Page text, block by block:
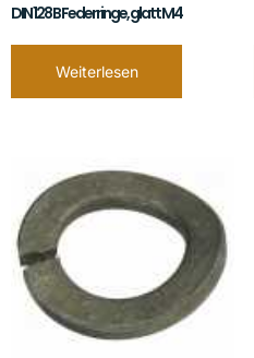
DIN 128 B Federringe, glatt M4
Weiterlesen